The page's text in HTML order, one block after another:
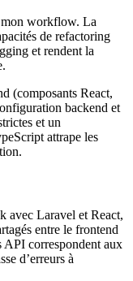
mon workflow. La
de refactoring
et rendent la
(composants React,
backend et
et un
attrape les
avec Laravel et React,
entre le frontend
API correspondent aux
d’erreurs à